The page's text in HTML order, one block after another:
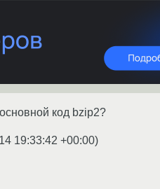
код bzip2?
19:33:42 +00:00)